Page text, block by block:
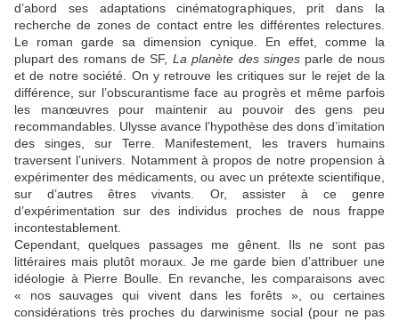
d’abord ses adaptations cinématographiques, prit dans la
recherche de zones de contact entre les différentes relectures.
Le roman garde sa dimension cynique. En effet, comme la
plupart des romans de SF, La planète des singesparle de nous
et de notre société. On y retrouve les critiques sur le rejet de la
différence, sur l’obscurantisme face au progrès et même parfois
les manœuvres pour maintenir au pouvoir des gens peu
recommandables. Ulysse avance l’hypothèse des dons d’imitation
des singes, sur Terre. Manifestement, les travers humains
traversent l’univers. Notamment à propos de notre propension à
expérimenter des médicaments, ou avec un prétexte scientifique,
sur d’autres êtres vivants. Or, assister à ce genre
d’expérimentation sur des individus proches de nous frappe
incontestablement.
Cependant, quelques passages me gênent. Ils ne sont pas
littéraires mais plutôt moraux. Je me garde bien d’attribuer une
idéologie à Pierre Boulle. En revanche, les comparaisons avec
« nos sauvages qui vivent dans les forêts », ou certaines
considérations très proches du darwinisme social (pour ne pas